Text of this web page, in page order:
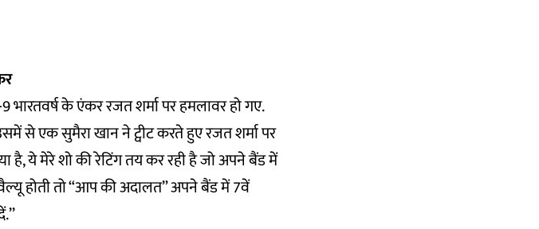
भारतवर्ष के एंकर रजत शर्मा पर हमलावर हो गए.
से एक सुमैरा खान ने ट्वीट करते हुए रजत शर्मा पर
है, ये मेरे शो की रेटिंग तय कर रही है जो अपने बैंड में
होती तो “आप की अदालत” अपने बैंड में 7वें